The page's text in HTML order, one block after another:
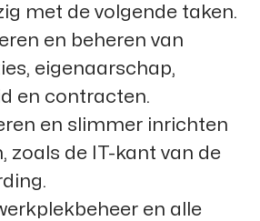
met de volgende taken.
en beheren van
eigenaarschap,
en contracten.
en slimmer inrichten
zoals de IT-kant van de
en alle